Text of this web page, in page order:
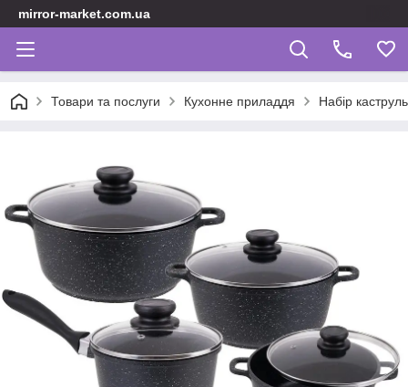
mirror-market.com.ua
Товари та послуги Кухонне приладдя Набір каструль